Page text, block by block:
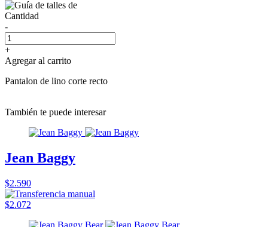
Cantidad
-
+
Agregar al carrito
Pantalon de lino corte recto
También te puede interesar
Jean Baggy
$2.590
$2.072